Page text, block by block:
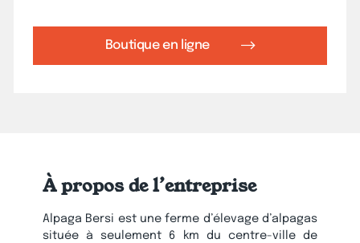
Boutique en ligne
À propos de l’entreprise
Alpaga Bersi est une ferme d’élevage d’alpagas
située à seulement 6 km du centre-ville de